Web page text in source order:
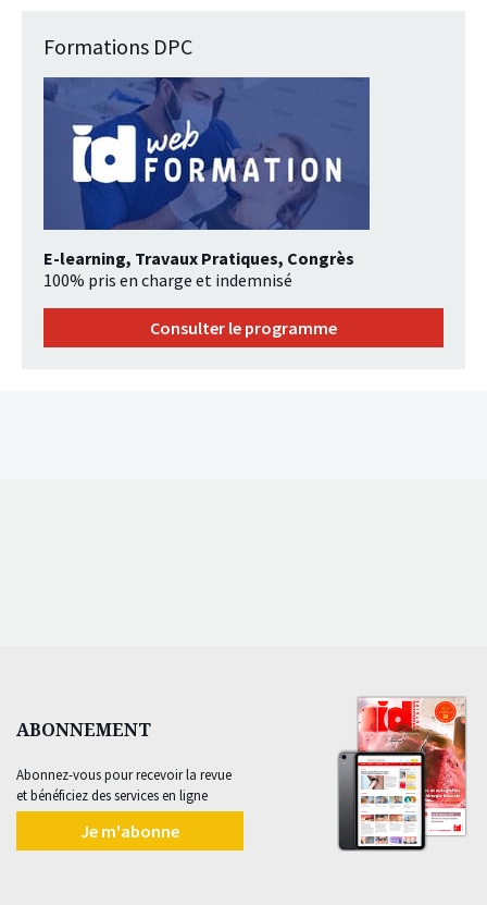
Formations DPC
E-learning, Travaux Pratiques, Congrès
100% pris en charge et indemnisé
Consulter le programme
ABONNEMENT
Abonnez-vous pour recevoir la revue
et bénéficiez des services en ligne
Je m'abonne